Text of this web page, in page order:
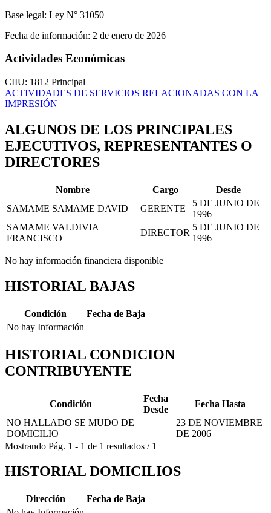
Base legal: Ley N° 31050
Fecha de información: 2 de enero de 2026
Actividades Económicas
CIIU: 1812 Principal
ACTIVIDADES DE SERVICIOS RELACIONADAS CON LA
IMPRESIÓN
ALGUNOS DE LOS PRINCIPALES
EJECUTIVOS, REPRESENTANTES O
DIRECTORES
Nombre Cargo
Desde
SAMAME SAMAME DAVID
GERENTE
5 DE JUNIO DE
1996
SAMAME VALDIVIA
FRANCISCO
DIRECTOR
5 DE JUNIO DE
1996
No hay información financiera disponible
HISTORIAL BAJAS
Condición
Fecha de Baja
No hay Información
HISTORIAL CONDICION
CONTRIBUYENTE
Condición
Fecha
Desde
Fecha Hasta
NO HALLADO SE MUDO DE
DOMICILIO
23 DE NOVIEMBRE
DE 2006
Mostrando Pág. 1 - 1 de 1 resultados / 1
HISTORIAL DOMICILIOS
Dirección
Fecha de Baja